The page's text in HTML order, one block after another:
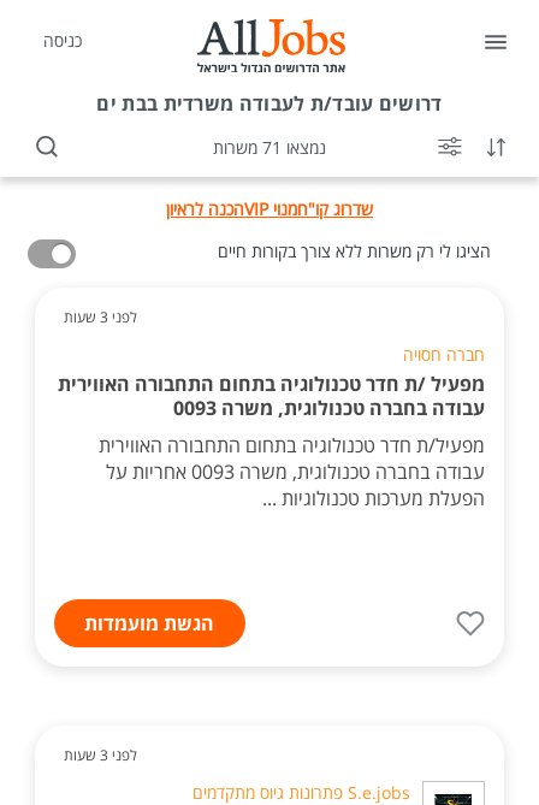
כניסה
דרושים עובד/ת לעבודה משרדית בבת ים
נמצאו 71 משרות
שדרוג קו"חמנוי VIP
הכנה לראיון
הציגו לי רק משרות ללא צורך בקורות חיים
לפני 3 שעות
חברה חסויה
מפעיל /ת חדר טכנולוגיה בתחום התחבורה האווירית
עבודה בחברה טכנולוגית, משרה 0093
מפעיל/ת חדר טכנולוגיה בתחום התחבורה האווירית
עבודה בחברה טכנולוגית, משרה 0093 אחריות על
הפעלת מערכות טכנולוגיות ...
הגשת מועמדות
לפני 3 שעות
S.e.jobs פתרונות גיוס מתקדמים